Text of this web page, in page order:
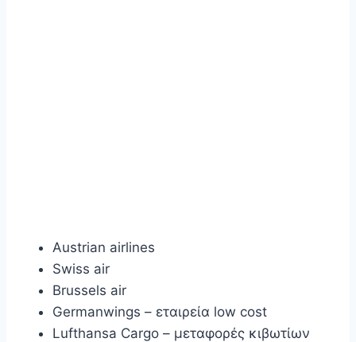
Austrian airlines
Swiss air
Brussels air
Germanwings – εταιρεία low cost
Lufthansa Cargo – μεταφορές κιβωτίων